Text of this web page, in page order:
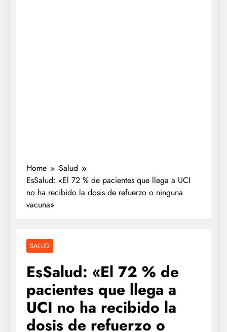
Home
Salud
EsSalud: «El 72 % de pacientes que llega a UCI
no ha recibido la dosis de refuerzo o ninguna
vacuna»
SALUD
EsSalud: «El 72 % de
pacientes que llega a
UCI no ha recibido la
dosis de refuerzo o